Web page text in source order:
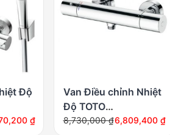
Độ
₫
Van Điều chỉnh Nhiệt
Độ TOTO
TBV01401BA
8,730,000₫
Giá
6,809,400₫
Giá